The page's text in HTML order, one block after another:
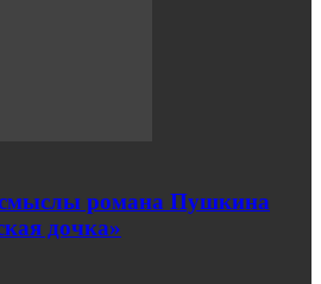
романа Пушкина
дочка»